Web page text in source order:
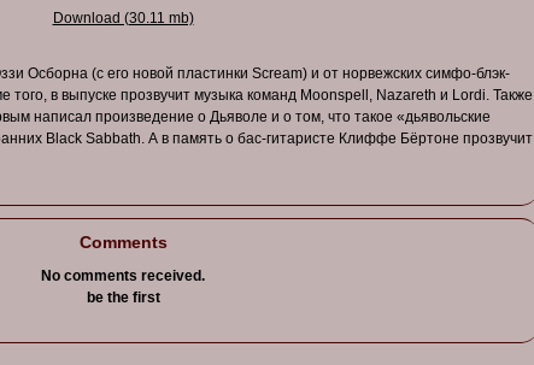
Download (30.11 mb)
Осборна (с его новой пластинки Scream) и от норвежских симфо-блэк-
того, в выпуске прозвучит музыка команд Moonspell , Nazareth и Lordi. Также
ым написал произведение о Дьяволе и о том, что такое «дьявольские
Black Sabbath. А в память о бас-гитаристе Клиффе Бёртоне прозвучит
Comments
No comments received.
be the first